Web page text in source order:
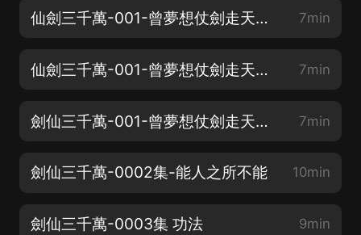
仙劍三千萬-001-曾夢想仗劍走天涯（上） 7min
仙劍三千萬-001-曾夢想仗劍走天涯（中） 7min
劍仙三千萬-001-曾夢想仗劍走天涯（下） 7min
劍仙三千萬-0002集-能人之所不能 10min
劍仙三千萬-0003集 功法 9min